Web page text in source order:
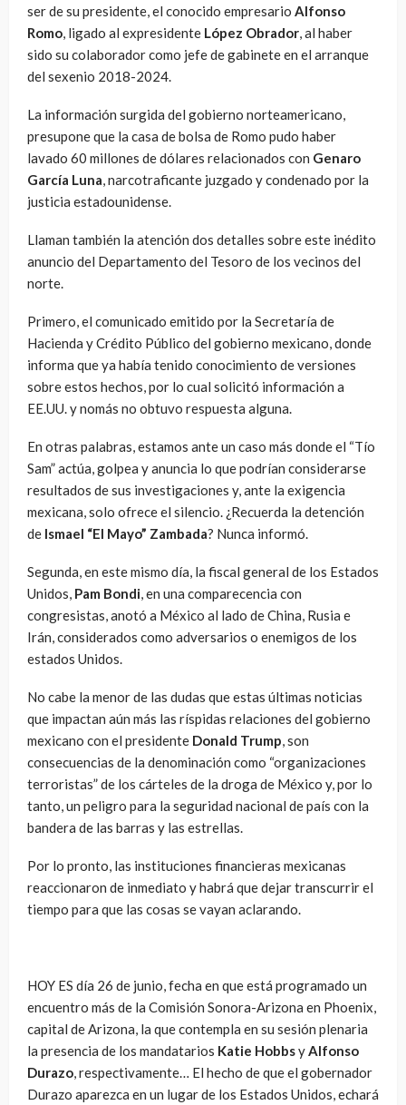
ser de su presidente, el conocido empresario Alfonso
Romo, ligado al expresidente López Obrador, al haber
sido su colaborador como jefe de gabinete en el arranque
del sexenio 2018-2024.
La información surgida del gobierno norteamericano,
presupone que la casa de bolsa de Romo pudo haber
lavado 60 millones de dólares relacionados con Genaro
García Luna, narcotraficante juzgado y condenado por la
justicia estadounidense.
Llaman también la atención dos detalles sobre este inédito
anuncio del Departamento del Tesoro de los vecinos del
norte.
Primero, el comunicado emitido por la Secretaría de
Hacienda y Crédito Público del gobierno mexicano, donde
informa que ya había tenido conocimiento de versiones
sobre estos hechos, por lo cual solicitó información a
EE.UU. y nomás no obtuvo respuesta alguna.
En otras palabras, estamos ante un caso más donde el “Tío
Sam” actúa, golpea y anuncia lo que podrían considerarse
resultados de sus investigaciones y, ante la exigencia
mexicana, solo ofrece el silencio. ¿Recuerda la detención
de Ismael “El Mayo” Zambada? Nunca informó.
Segunda, en este mismo día, la fiscal general de los Estados
Unidos, Pam Bondi, en una comparecencia con
congresistas, anotó a México al lado de China, Rusia e
Irán, considerados como adversarios o enemigos de los
estados Unidos.
No cabe la menor de las dudas que estas últimas noticias
que impactan aún más las ríspidas relaciones del gobierno
mexicano con el presidente Donald Trump, son
consecuencias de la denominación como “organizaciones
terroristas” de los cárteles de la droga de México y, por lo
tanto, un peligro para la seguridad nacional de país con la
bandera de las barras y las estrellas.
Por lo pronto, las instituciones financieras mexicanas
reaccionaron de inmediato y habrá que dejar transcurrir el
tiempo para que las cosas se vayan aclarando.
HOY ES día 26 de junio, fecha en que está programado un
encuentro más de la Comisión Sonora-Arizona en Phoenix,
capital de Arizona, la que contempla en su sesión plenaria
la presencia de los mandatarios Katie HobbsyAlfonso
Durazo, respectivamente… El hecho de que el gobernador
Durazo aparezca en un lugar de los Estados Unidos, echará